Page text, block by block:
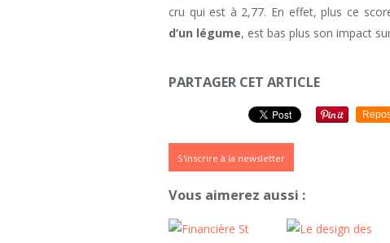
cru qui est à 2,77. En effet, plus ce
d’un légume, est bas plus son impact
PARTAGER CET ARTICLE
S'inscrire à la newsletter
Vous aimerez aussi :